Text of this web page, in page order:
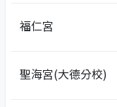
福仁宮
聖海宮(大德分校)